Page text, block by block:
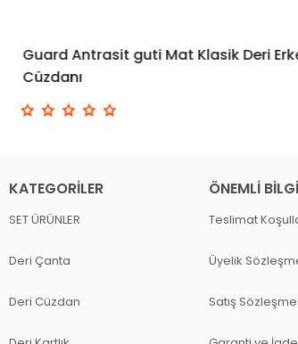
SEPETE EKLE
Guard Antrasit guti Mat Klasik Deri
Cüzdanı
KATEGORILER
SET ÜRÜNLER
Deri Çanta
Deri Cüzdan
ÖNEMLI
Teslimat
Üyelik
Satış